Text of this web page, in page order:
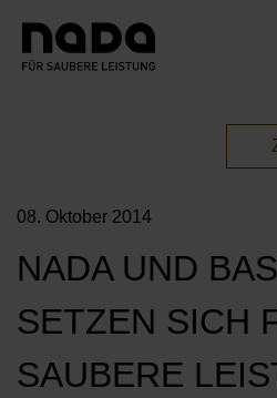
UNSERE
08. Oktober 2014
NADA UND
SETZEN SICH
SAUBERE